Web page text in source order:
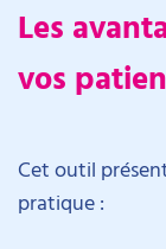
Les
vos
Cet outil
pratique :